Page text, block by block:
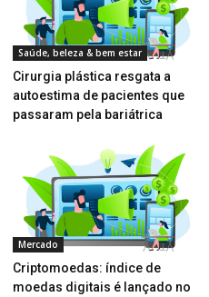
Saúde, beleza & bem estar
Cirurgia plástica resgata a
autoestima de pacientes que
passaram pela bariátrica
Mercado
Criptomoedas: índice de
moedas digitais é lançado no